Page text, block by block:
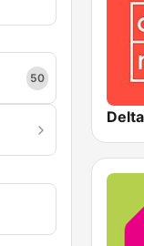
50